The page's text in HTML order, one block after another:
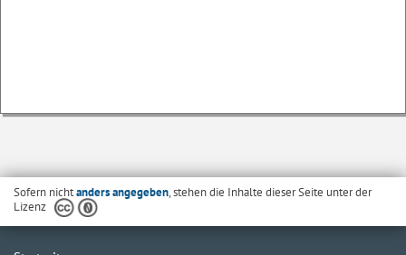
Sofern nichtanders angegeben, stehen die Inhalte dieser Seite unter der
Lizenz